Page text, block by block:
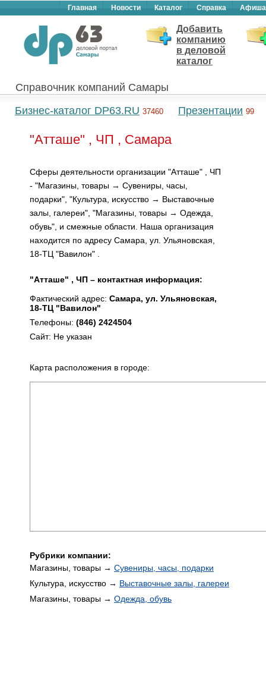
Главная Новости Каталог Справка Афиша
Добавить
компанию
в деловой
каталог
Справочник компаний Самары
Бизнес-каталог DP63.RU 37460 Презентации 99
"Атташе" , ЧП , Самара
Сферы деятельности организации "Атташе" , ЧП
- "Магазины, товары → Сувениры, часы,
подарки", "Культура, искусство → Выставочные
залы, галереи", "Магазины, товары → Одежда,
обувь", и смежные области. Наша организация
находится по адресу Самара, ул. Ульяновская,
18-ТЦ "Вавилон" .
"Атташе" , ЧП – контактная информация:
Фактический адрес: Самара, ул. Ульяновская,
18-ТЦ "Вавилон"
Телефоны: (846) 2424504
Сайт: Не указан
Карта расположения в городе:
Рубрики компании:
Магазины, товары → Сувениры, часы, подарки
Культура, искусство → Выставочные залы, галереи
Магазины, товары → Одежда, обувь